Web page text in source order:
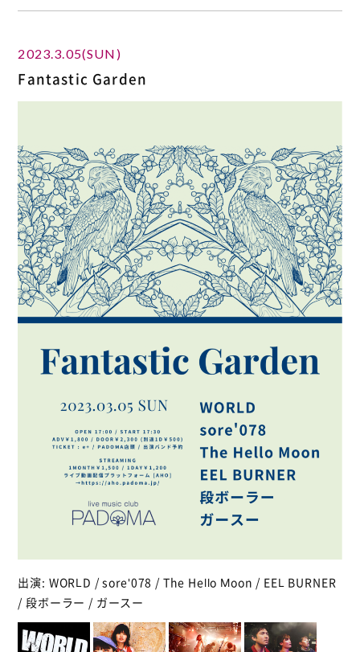
2023.3.05(SUN)
Fantastic Garden
出演: WORLD / sore'078 / The Hello Moon / EEL BURNER
/ 段ボーラー / ガースー